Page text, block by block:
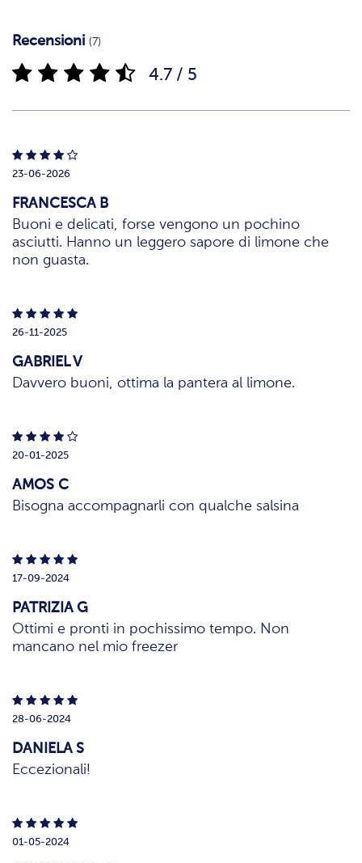
Recensioni (7)
4.7 / 5
23-06-2026
FRANCESCA B
Buoni e delicati, forse vengono un pochino
asciutti. Hanno un leggero sapore di limone che
non guasta.
26-11-2025
GABRIEL V
Davvero buoni, ottima la pantera al limone.
20-01-2025
AMOS C
Bisogna accompagnarli con qualche salsina
17-09-2024
PATRIZIA G
Ottimi e pronti in pochissimo tempo. Non
mancano nel mio freezer
28-06-2024
DANIELA S
Eccezionali!
01-05-2024